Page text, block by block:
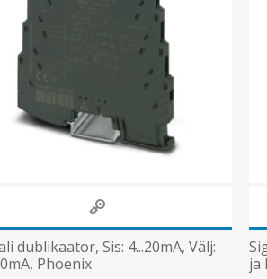
dublikaator, Sis: 4...20mA, Välj:
Phoenix
ja